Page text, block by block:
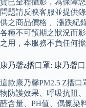
貨已全程攝影，為保障
問題請反映客服並提供
供之商品價格 、漲跌紀
各種不可預期之狀況而
之用，本服務不負任何擔
康乃馨z摺口罩: 康乃馨
這款康乃馨PM2.5 Z摺
物防護效果、呼吸抗阻
醛含量、PH值、偶氮染